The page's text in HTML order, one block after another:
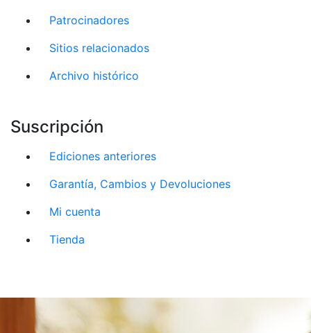
Patrocinadores
Sitios relacionados
Archivo histórico
Suscripción
Ediciones anteriores
Garantía, Cambios y Devoluciones
Mi cuenta
Tienda